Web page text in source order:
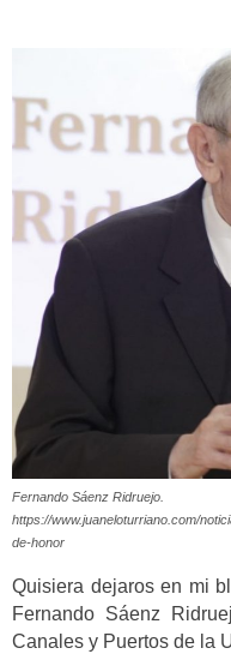
Fernando Sáenz Ridruejo.
https://www.juaneloturriano.com/
de-honor
Quisiera dejaros en mi
Fernando Sáenz
Canales y Puertos de la